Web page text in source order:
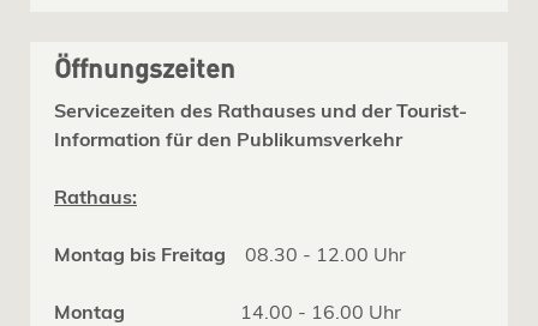
Öffnungszeiten
Servicezeiten des Rathauses und der Tourist-
Information für den Publikumsverkehr
Rathaus:
Montag bis Freitag 08.30 - 12.00 Uhr
Montag 14.00 - 16.00 Uhr